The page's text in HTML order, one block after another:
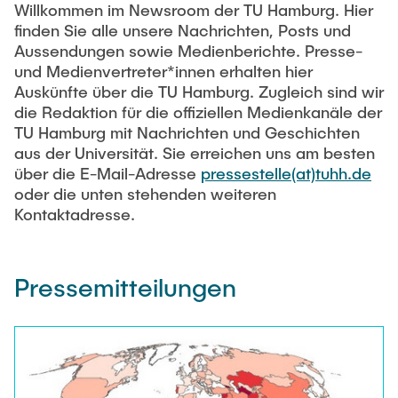
Newsroom
Pressemitteilungen
Flyer und Broschüren
Magazin spektrum
Veranstaltungen
Merchandise-Shop
Berufsausbildung und Praktika
Berufungen
Neue Mitarbeitende
Beratung und Kontakt
Neu an der TUHH
Rund ums Studium
Studienorganisation
AI in Education
Für Absolventinnen und Absolventen
Graduiertenakademie
Promotion und Habilitation
Wissenschaftliche Weiterbildung
UNU HUB "Engineering to Face Climate Change"
Forschungsförderung
Early Career Researchers
Gute Wissenschaftliche Praxis
Team
Neues aus der Forschung &
Transfer
Studiengänge
Forschung und Institute
Technologie und Innovation in der Bildung
News
Studiengänge
Forschung und Institute
Studiengänge
Maschinenbau
Austauschstudium
Intercultural Hub
(Gast)Wissenschaftler*innen
Partnerships and Strategy
Partnerhochschulen Studierendenaustausch
Eine Partnerschaft vereinbaren
Contacts & International Team
Willkommen im Newsroom der TU Hamburg. Hier
finden Sie alle unsere Nachrichten, Posts und
Aussendungen sowie Medienberichte. Presse-
und Medienvertreter*innen erhalten hier
Auskünfte über die TU Hamburg. Zugleich sind wir
die Redaktion für die offiziellen Medienkanäle der
TU Hamburg mit Nachrichten und Geschichten
aus der Universität. Sie erreichen uns am besten
über die E-Mail-Adresse pressestelle(at)tuhh.de
oder die unten stehenden weiteren
Kontaktadresse.
Pressemitteilungen